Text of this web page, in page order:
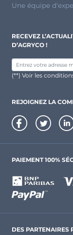
Une équipe
RECEVEZ
D’AGRYCO !
(**) Voir les
REJOIGNEZ LA
PAIEMENT 100%
DES PARTENAIRES